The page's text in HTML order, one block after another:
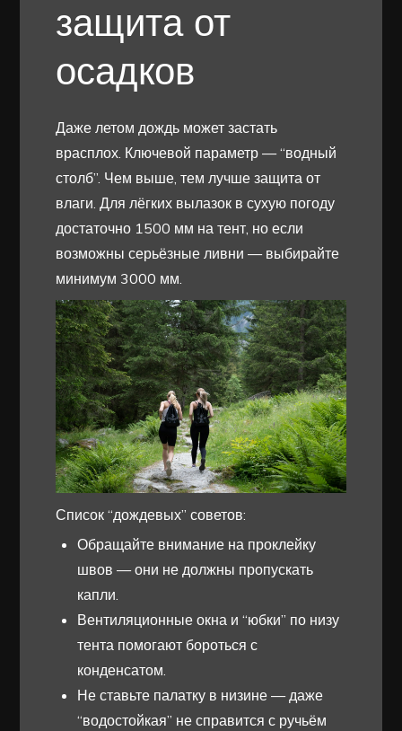
защита от
осадков
Даже летом дождь может застать
врасплох. Ключевой параметр — “водный
столб”. Чем выше, тем лучше защита от
влаги. Для лёгких вылазок в сухую погоду
достаточно 1500 мм на тент, но если
возможны серьёзные ливни — выбирайте
минимум 3000 мм.
Список “дождевых” советов:
Обращайте внимание на проклейку
швов — они не должны пропускать
капли.
Вентиляционные окна и “юбки” по низу
тента помогают бороться с
конденсатом.
Не ставьте палатку в низине — даже
“водостойкая” не справится с ручьём